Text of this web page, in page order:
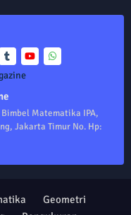
Matematika IPA,
Jakarta Timur No. Hp:
Geometri